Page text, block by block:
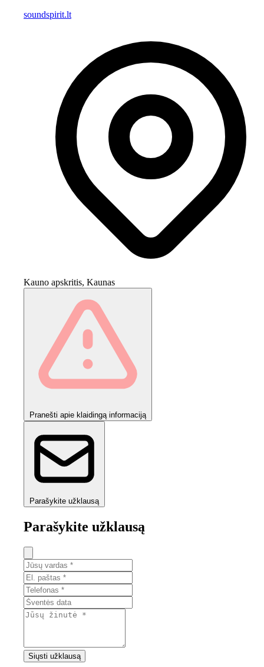
soundspirit.lt
Kauno apskritis, Kaunas
Pranešti apie klaidingą informaciją
Parašykite užklausą
Parašykite užklausą
Siųsti užklausą